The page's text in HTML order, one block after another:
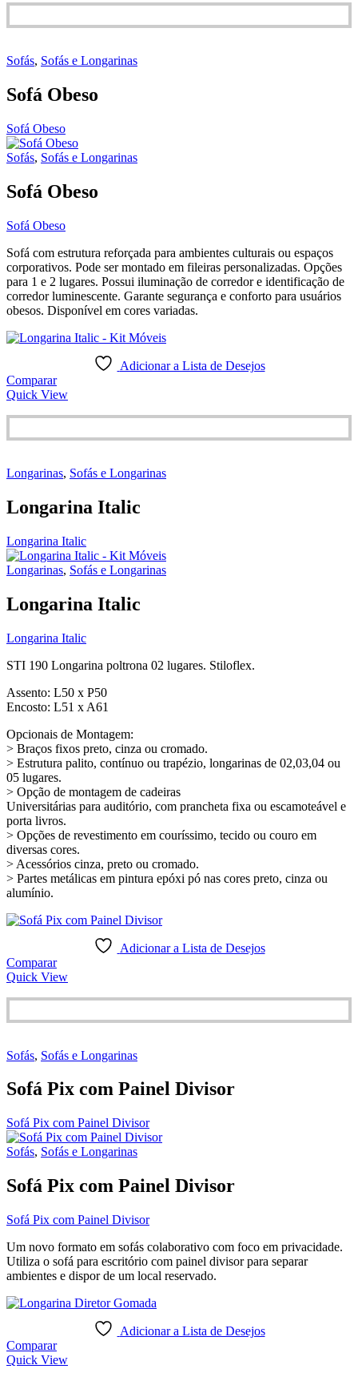
Sofás, Sofás e Longarinas
Sofá Obeso
Sofá Obeso
Sofás, Sofás e Longarinas
Sofá Obeso
Sofá Obeso
Sofá com estrutura reforçada para ambientes culturais ou espaços
corporativos. Pode ser montado em fileiras personalizadas. Opções
para 1 e 2 lugares. Possui iluminação de corredor e identificação de
corredor luminescente. Garante segurança e conforto para usuários
obesos. Disponível em cores variadas.
Adicionar a Lista de Desejos
Comparar
Quick View
Longarinas, Sofás e Longarinas
Longarina Italic
Longarina Italic
Longarinas, Sofás e Longarinas
Longarina Italic
Longarina Italic
STI 190 Longarina poltrona 02 lugares. Stiloflex.
Assento: L50 x P50
Encosto: L51 x A61
Opcionais de Montagem:
> Braços fixos preto, cinza ou cromado.
> Estrutura palito, contínuo ou trapézio, longarinas de 02,03,04 ou
05 lugares.
> Opção de montagem de cadeiras
Universitárias para auditório, com prancheta fixa ou escamoteável e
porta livros.
> Opções de revestimento em couríssimo, tecido ou couro em
diversas cores.
> Acessórios cinza, preto ou cromado.
> Partes metálicas em pintura epóxi pó nas cores preto, cinza ou
alumínio.
Adicionar a Lista de Desejos
Comparar
Quick View
Sofás, Sofás e Longarinas
Sofá Pix com Painel Divisor
Sofá Pix com Painel Divisor
Sofás, Sofás e Longarinas
Sofá Pix com Painel Divisor
Sofá Pix com Painel Divisor
Um novo formato em sofás colaborativo com foco em privacidade.
Utiliza o sofá para escritório com painel divisor para separar
ambientes e dispor de um local reservado.
Adicionar a Lista de Desejos
Comparar
Quick View